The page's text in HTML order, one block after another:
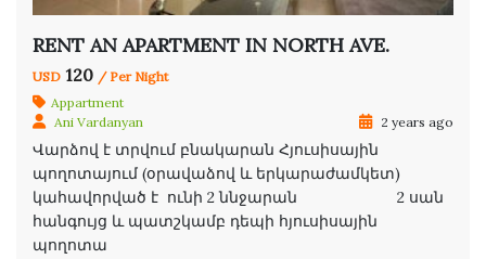
RENT AN APARTMENT IN NORTH AVE.
USD 120 / Per Night
Appartment
Ani Vardanyan
2 years ago
Վարձով է տրվում բնակարան Հյուսիսային
պողոտայում (օրավաձով և երկարաժամկետ)
կահավորված է ունի 2 ննջարան 2 սան
հանգույց և պատշկամբ դեպի հյուսիսային
պողոտա